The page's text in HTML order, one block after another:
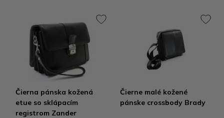
Čierna pánska kožená
etue so sklápacím
registrom Zander
Čierne malé kožené
pánske crossbody Brady